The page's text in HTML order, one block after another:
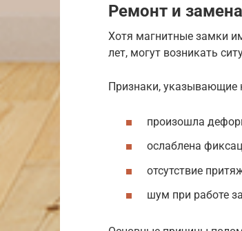
Ремонт и
Хотя магнитные замки
лет, могут возникать
Признаки, указывающие
произошла
ослаблена
отсутствие
шум при работе